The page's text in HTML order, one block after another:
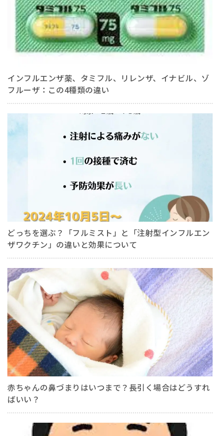
インフルエンザ薬、タミフル、リレンザ、イナビル、ゾ
フルーザ：この4種類の違い
どっちを選ぶ？「フルミスト」と「注射型インフルエン
ザワクチン」の違いと効果について
赤ちゃんの鼻づまりはいつまで？長引く場合はどうすれ
ばいい？